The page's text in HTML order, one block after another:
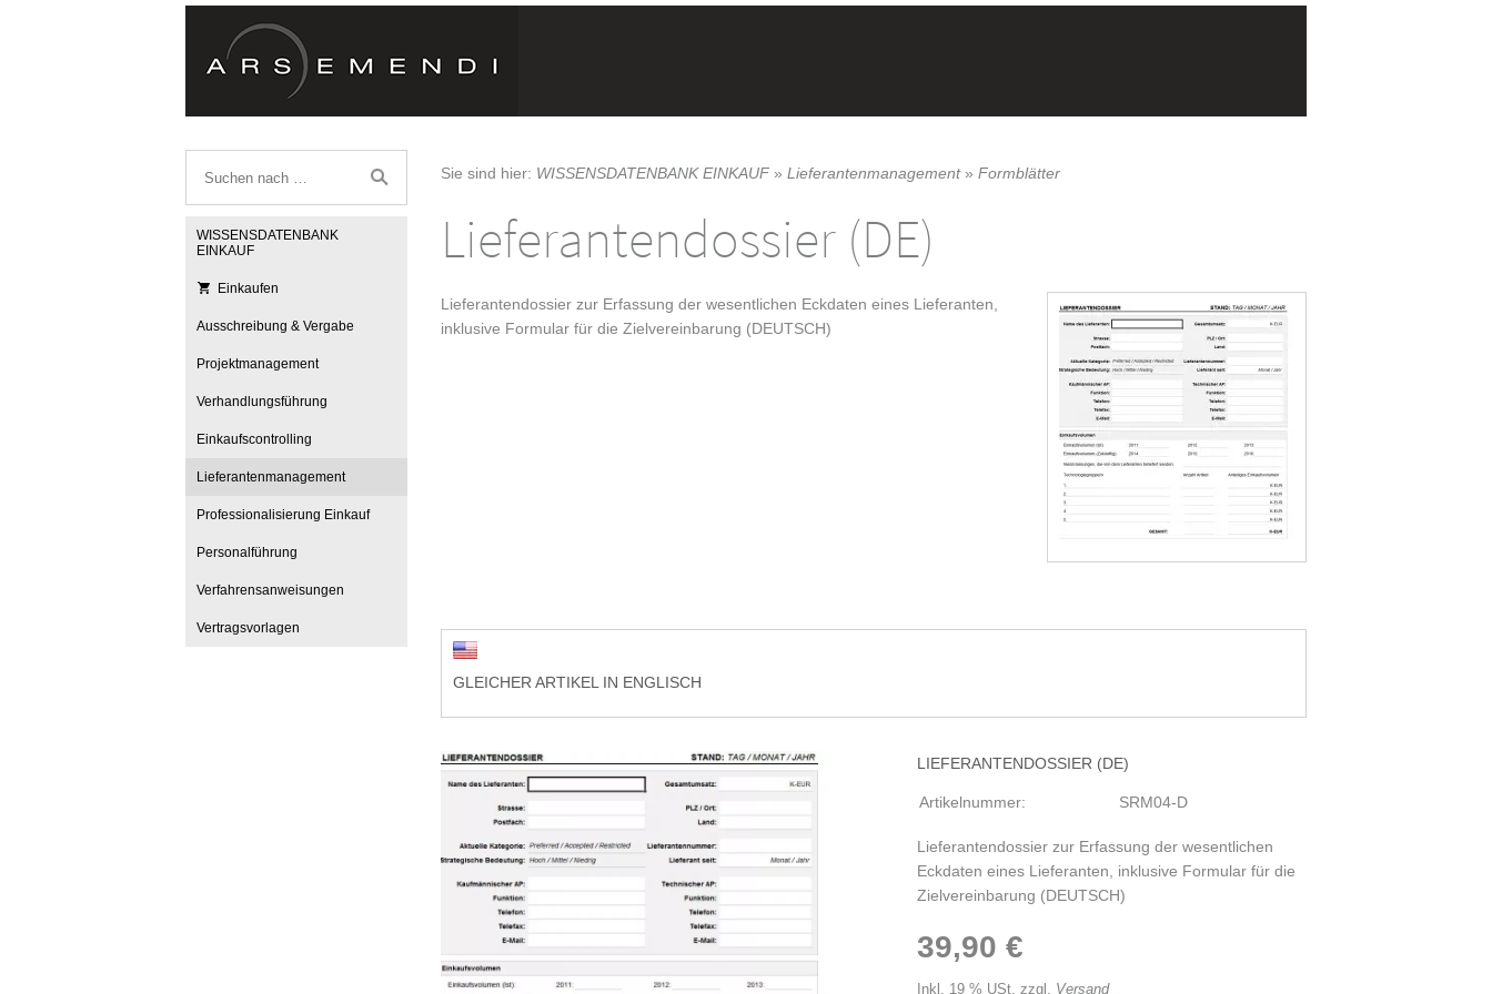
WISSENSDATENBANK
EINKAUF
Einkaufen
Ausschreibung & Vergabe
Projektmanagement
Verhandlungsführung
Einkaufscontrolling
Lieferantenmanagement
Professionalisierung Einkauf
Personalführung
Verfahrensanweisungen
Vertragsvorlagen
Sie sind hier: WISSENSDATENBANK EINKAUF » Lieferantenmanagement» Formblätter
Lieferantendossier (DE)
Lieferantendossier zur Erfassung der wesentlichen Eckdaten eines Lieferanten,
inklusive Formular für die Zielvereinbarung (DEUTSCH)
GLEICHER ARTIKEL IN ENGLISCH
LIEFERANTENDOSSIER (DE)
Artikelnummer: SRM04-D
Lieferantendossier zur Erfassung der wesentlichen
Eckdaten eines Lieferanten, inklusive Formular für die
Zielvereinbarung (DEUTSCH)
39,90 €
Inkl. 19 % USt. zzgl. Versand